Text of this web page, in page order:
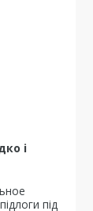
і
під